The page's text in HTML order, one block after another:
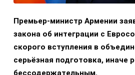
Премьер-министр Армении
закона об интеграции с
скорого вступления в
серьёзная подготовка, иначе
бессодержательным.